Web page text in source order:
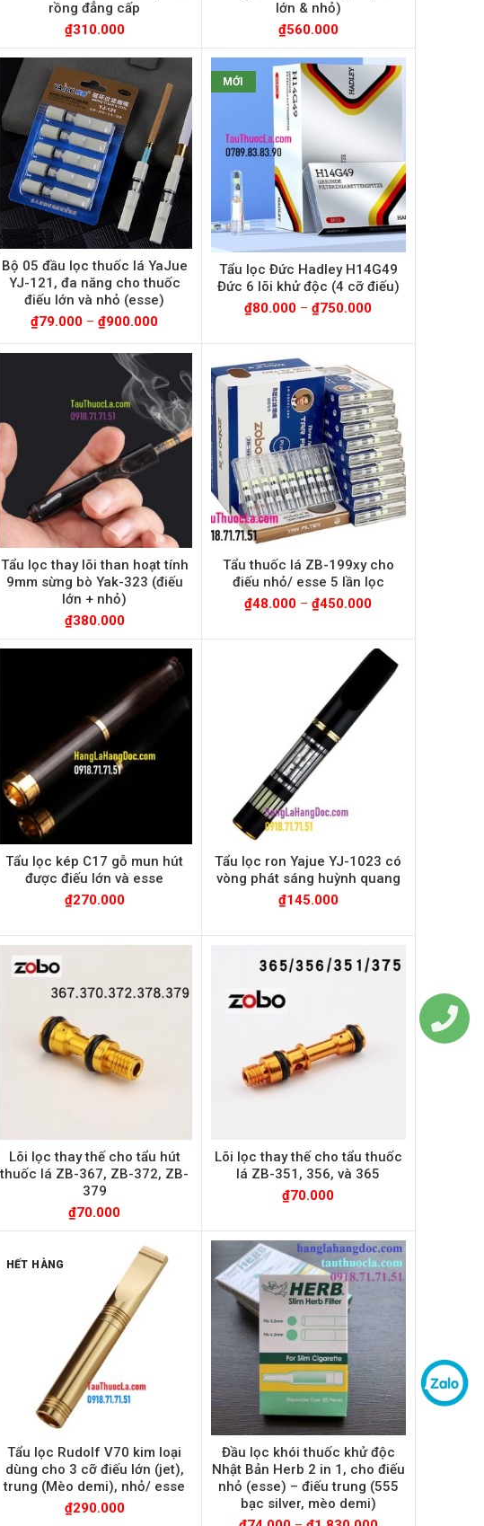
rồng đẳng cấp
₫310.000
lớn & nhỏ)
₫560.000
Bộ 05 đầu lọc thuốc lá YaJue
YJ-121, đa năng cho thuốc
điếu lớn và nhỏ (esse)
₫79.000 –₫900.000
MỚI
Tẩu lọc Đức Hadley H14G49
Đức 6 lõi khử độc (4 cỡ điếu)
₫80.000 –₫750.000
Tẩu lọc thay lõi than hoạt tính
9mm sừng bò Yak-323 (điếu
lớn + nhỏ)
₫380.000
Tẩu thuốc lá ZB-199xy cho
điếu nhỏ/ esse 5 lần lọc
₫48.000 –₫450.000
Tẩu lọc kép C17 gỗ mun hút
được điếu lớn và esse
₫270.000
Tẩu lọc ron Yajue YJ-1023 có
vòng phát sáng huỳnh quang
₫145.000
Lõi lọc thay thế cho tẩu hút
thuốc lá ZB-367, ZB-372, ZB-
379
₫70.000
Lõi lọc thay thế cho tẩu thuốc
lá ZB-351, 356, và 365
₫70.000
HẾT HÀNG
Tẩu lọc Rudolf V70 kim loại
dùng cho 3 cỡ điếu lớn (jet),
trung (Mèo demi), nhỏ/ esse
₫290.000
Đầu lọc khói thuốc khử độc
Nhật Bản Herb 2 in 1, cho điếu
nhỏ (esse) – điếu trung (555
bạc silver, mèo demi)